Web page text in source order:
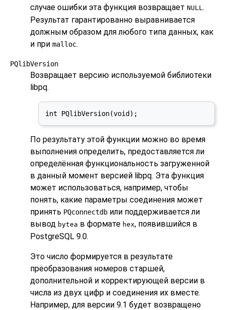
случае ошибки эта функция возвращает NULL .
Результат гарантированно выравнивается
должным образом для любого типа данных, как
и при malloc.
PQlibVersion
Возвращает версию используемой библиотеки
libpq.
int PQlibVersion(void);
По результату этой функции можно во время
выполнения определить, предоставляется ли
определённая функциональность загруженной
в данный момент версией libpq. Эта функция
может использоваться, например, чтобы
понять, какие параметры соединения может
принять PQconnectdb или поддерживается ли
вывод bytea в формате hex, появившийся в
PostgreSQL 9.0.
Это число формируется в результате
преобразования номеров старшей,
дополнительной и корректирующей версии в
числа из двух цифр и соединения их вместе.
Например, для версии 9.1 будет возвращено